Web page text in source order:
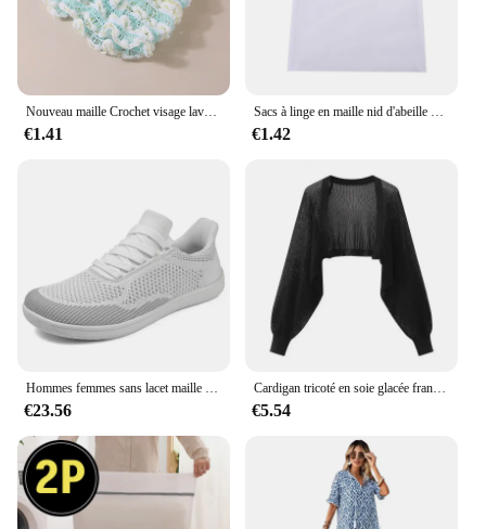
Nouveau maille Crochet visage lavage bandeaux pour femmes large élastique bandeau Spa chouchous bandes de cheveux bandeau cheveux accessoires ensemble
€1.41
Sacs à linge en maille nid d'abeille pour produits délicats, tissu en filet, sac de lavage délicat Durable et réutilisable, sac d'organisation de voyage pour Lingerie
€1.42
Hommes femmes sans lacet maille chaussures à bout large minimaliste pieds nus zéro goutte large boîte chaussures plates décontracté appartements grande taille 51 52 53 54
€23.56
Cardigan tricoté en soie glacée française, résistant au soleil, veste fine d'été pour femmes, gilet, jupe à bretelles, châle, chemisier assorti extérieur
€5.54